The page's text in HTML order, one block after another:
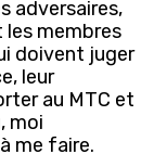
adversaires,
les membres
doivent juger
leur
au MTC et
moi
me faire.